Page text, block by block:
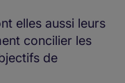
elles aussi leurs
concilier les
de